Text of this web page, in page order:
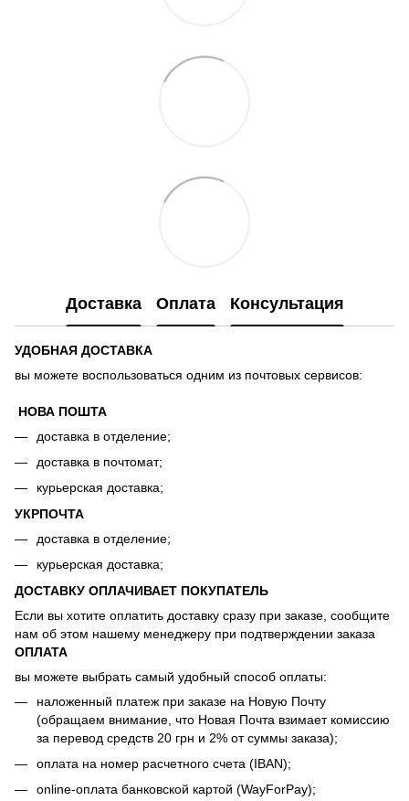
Доставка Оплата Консультация
УДОБНАЯ ДОСТАВКА
вы можете воспользоваться одним из почтовых сервисов:
НОВА ПОШТА
доставка в отделение;
доставка в почтомат;
курьерская доставка;
УКРПОЧТА
доставка в отделение;
курьерская доставка;
ДОСТАВКУ ОПЛАЧИВАЕТ ПОКУПАТЕЛЬ
Если вы хотите оплатить доставку сразу при заказе, сообщите
нам об этом нашему менеджеру при подтверждении заказа
ОПЛАТА
вы можете выбрать самый удобный способ оплаты:
наложенный платеж при заказе на Новую Почту
(обращаем внимание, что Новая Почта взимает комиссию
за перевод средств 20 грн и 2% от суммы заказа);
оплата на номер расчетного счета (IBAN);
online-оплата банковской картой (WayForPay);